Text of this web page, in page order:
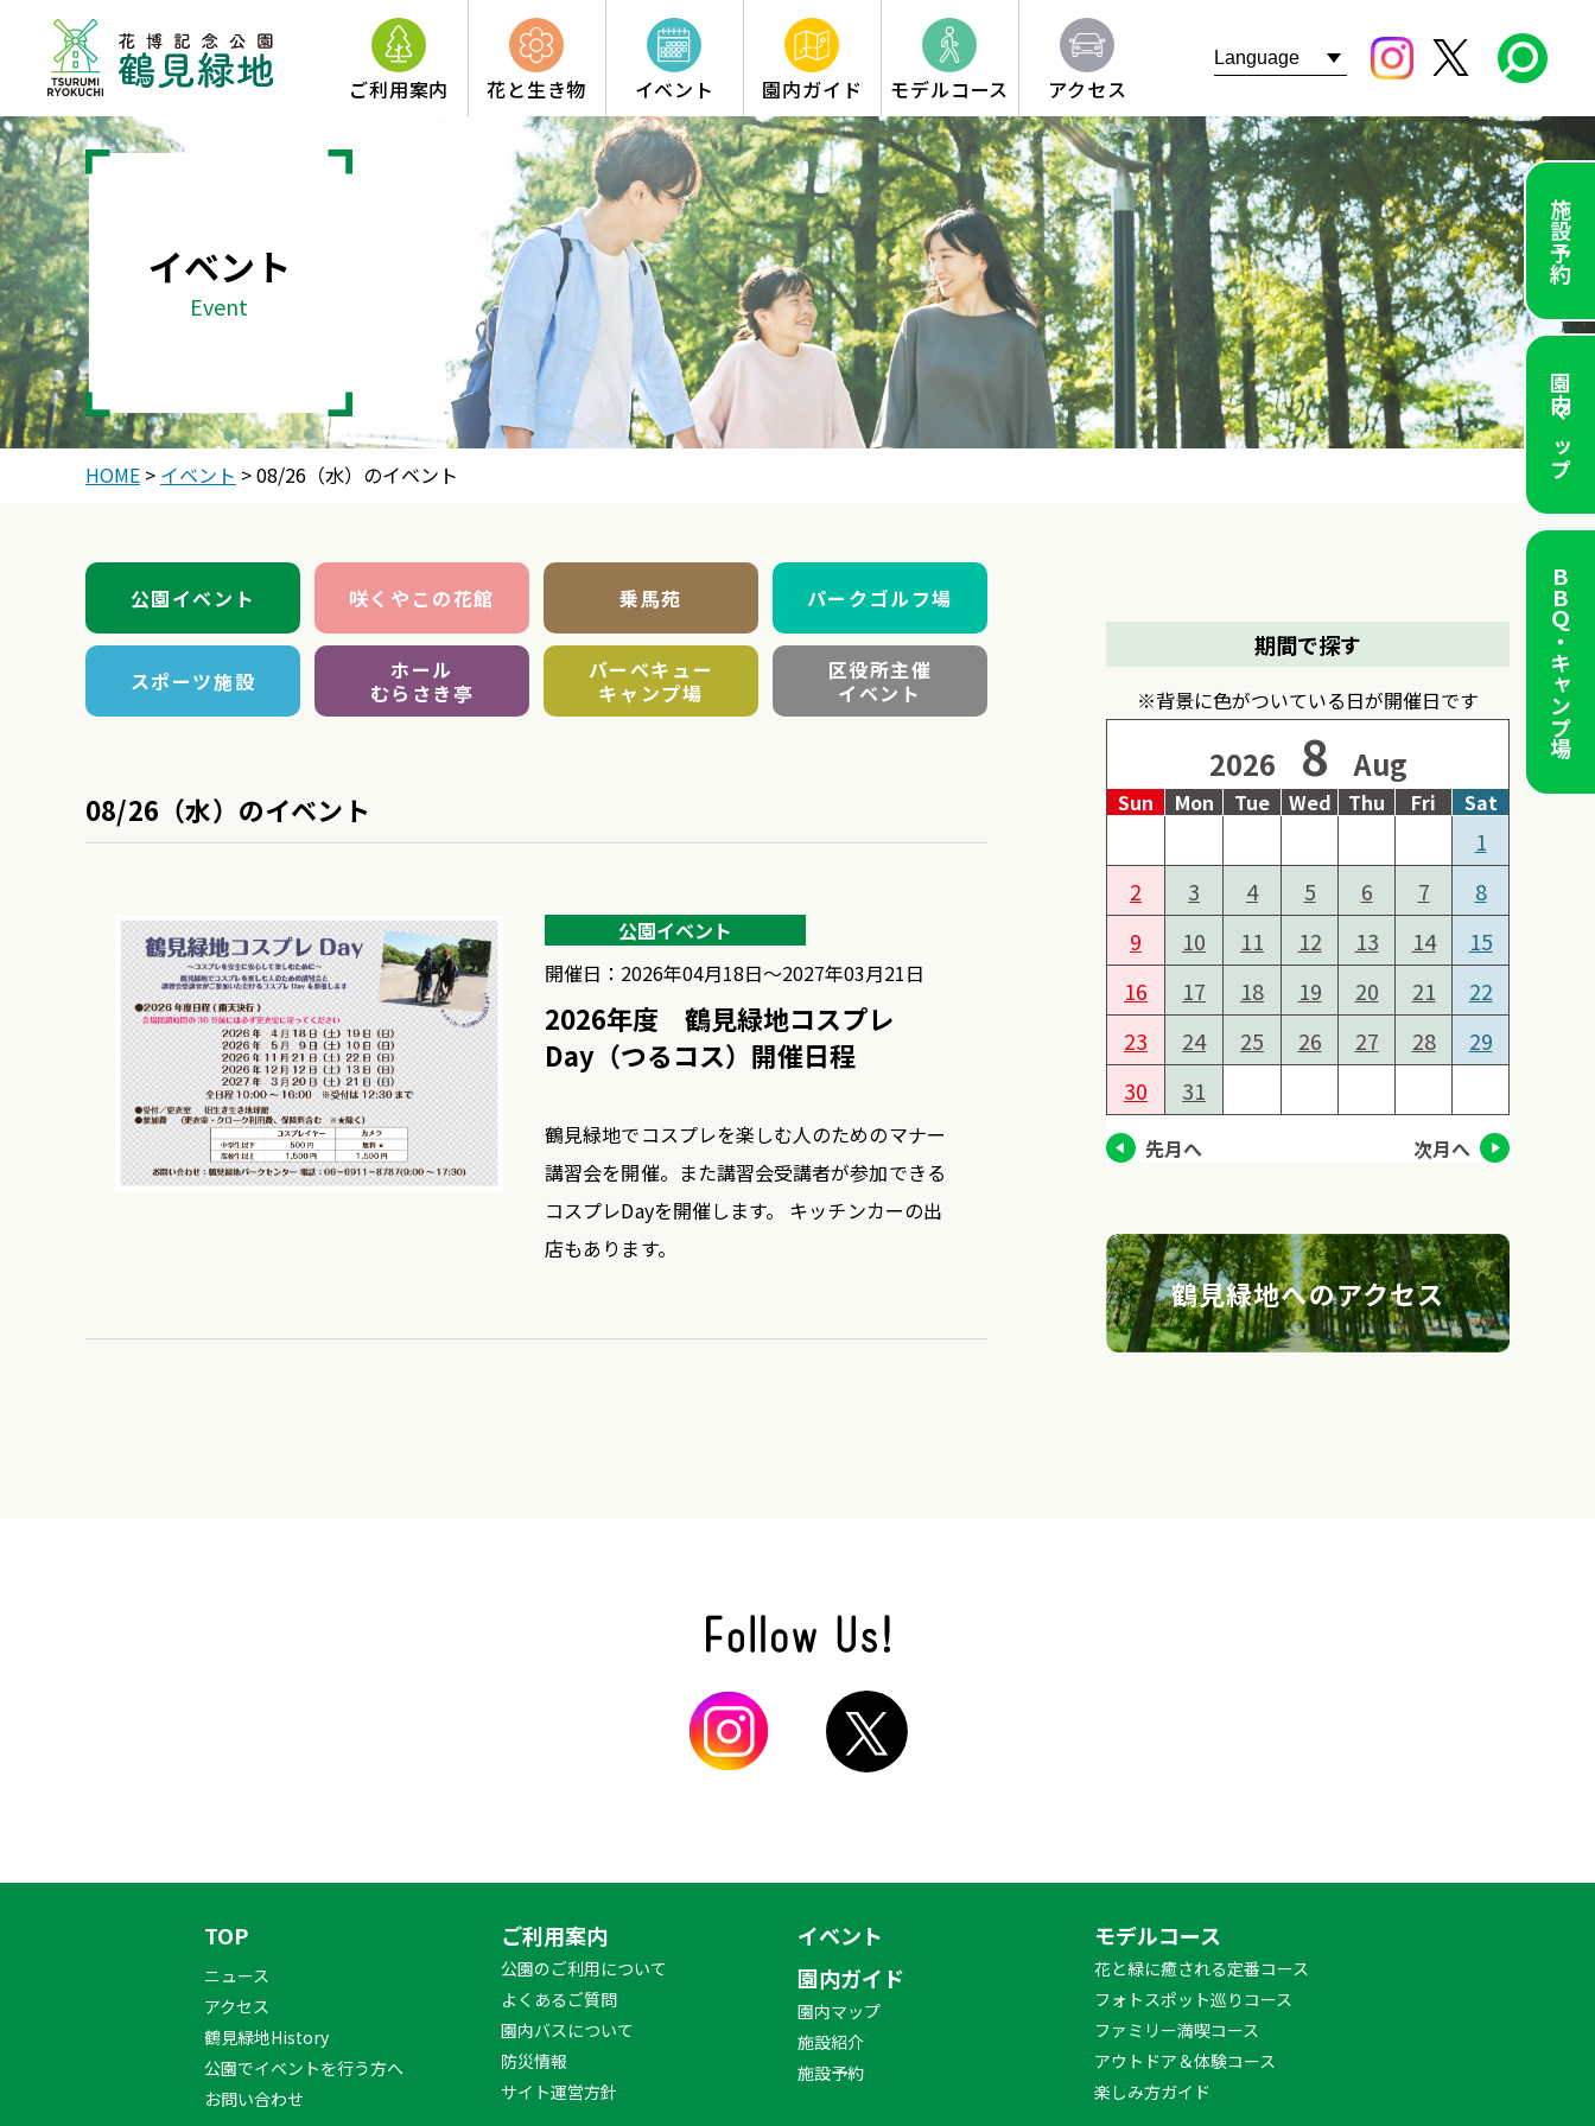
ご利用案内 花と生き物 イベント 園内ガイド モデルコース アクセス
イベント
Event
施設予約
園内マップ
ＢＢＱ・キャンプ場
HOME > イベント >08/26（水）のイベント
公園イベント 咲くやこの花館 乗馬苑 パークゴルフ場
スポーツ施設
ホール
むらさき亭
バーベキュー
キャンプ場
区役所主催
イベント
08/26（水）のイベント
公園イベント
開催日：2026年04月18日〜2027年03月21日
2026年度 鶴見緑地コスプレ
Day（つるコス）開催日程
鶴見緑地でコスプレを楽しむ人のためのマナー
講習会を開催。また講習会受講者が参加できる
コスプレDayを開催します。 キッチンカーの出
店もあります。
期間で探す
※背景に色がついている日が開催日です
2026 8 Aug
Sun Mon Tue Wed Thu Fri Sat
1
2
3 4 5 6 7
8
9
10 11 12 13 14
15
16
17 18 19 20 21
22
23
24 25 26 27 28
29
30
31
先月へ 次月へ
鶴見緑地へのアクセス
TOP
ニュース
アクセス
鶴見緑地History
公園でイベントを行う方へ
お問い合わせ
ご利用案内
公園のご利用について
よくあるご質問
園内バスについて
防災情報
サイト運営方針
イベント
園内ガイド
園内マップ
施設紹介
施設予約
モデルコース
花と緑に癒される定番コース
フォトスポット巡りコース
ファミリー満喫コース
アウトドア＆体験コース
楽しみ方ガイド